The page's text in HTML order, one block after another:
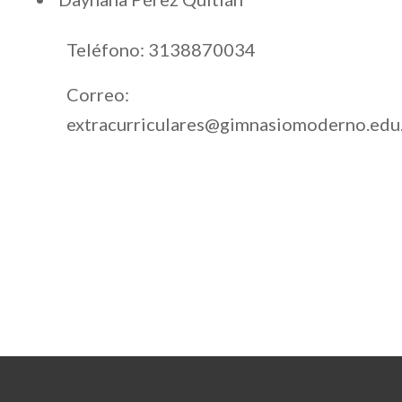
Teléfono: 3138870034
Correo: